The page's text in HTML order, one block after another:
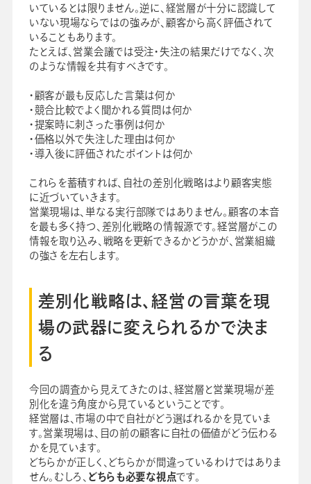
いているとは限りません。逆に、経営層が十分に認識して
いない現場ならではの強みが、顧客から高く評価されて
いることもあります。
たとえば、営業会議では受注・失注の結果だけでなく、次
のような情報を共有すべきです。
・顧客が最も反応した言葉は何か
・競合比較でよく聞かれる質問は何か
・提案時に刺さった事例は何か
・価格以外で失注した理由は何か
・導入後に評価されたポイントは何か
これらを蓄積すれば、自社の差別化戦略はより顧客実態
に近づいていきます。
営業現場は、単なる実行部隊ではありません。顧客の本音
を最も多く持つ、差別化戦略の情報源です。経営層がこの
情報を取り込み、戦略を更新できるかどうかが、営業組織
の強さを左右します。
差別化戦略は、経営の言葉を現
場の武器に変えられるかで決ま
る
今回の調査から見えてきたのは、経営層と営業現場が差
別化を違う角度から見ているということです。
経営層は、市場の中で自社がどう選ばれるかを見ていま
す。営業現場は、目の前の顧客に自社の価値がどう伝わる
かを見ています。
どちらかが正しく、どちらかが間違っているわけではありま
せん。むしろ、 どちらも必要な視点です。